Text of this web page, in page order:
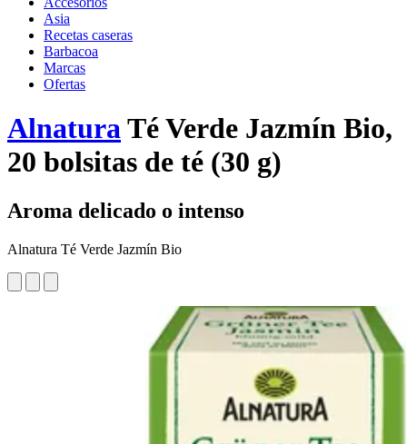
Asia
Recetas caseras
Barbacoa
Marcas
Ofertas
AlnaturaTé Verde Jazmín Bio,
20 bolsitas de té (30 g)
Aroma delicado o intenso
Alnatura Té Verde Jazmín Bio